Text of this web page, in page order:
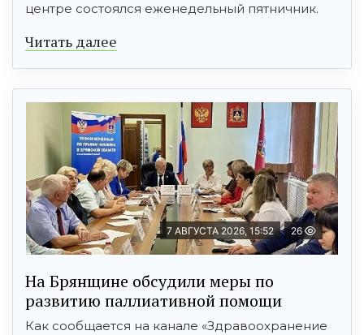
центре состоялся еженедельный пятничник.
Читать далее
7 АВГУСТА 2026, 15:52 26
На Брянщине обсудили меры по
развитию паллиативной помощи
Как сообщается на канале «Здравоохранение